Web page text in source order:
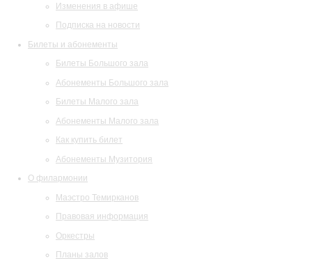
Изменения в афише
Подписка на новости
Билеты и абонементы
Билеты Большого зала
Абонементы Большого зала
Билеты Малого зала
Абонементы Малого зала
Как купить билет
Абонементы Музитория
О филармонии
Маэстро Темирканов
Правовая информация
Оркестры
Планы залов